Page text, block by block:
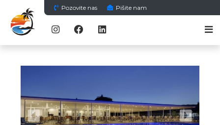
Pozovite nas Pišite nam
Previous Next